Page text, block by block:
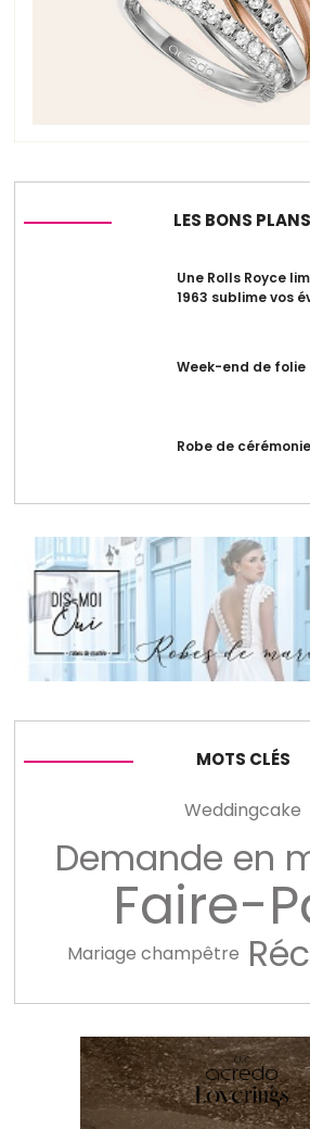
LES BONS PLANS
Une Rolls Royce
1963 sublime vos
Week-end de folie
Robe de
MOTS CLÉS
Weddingcake
Demande en
Faire-
Mariage champêtre